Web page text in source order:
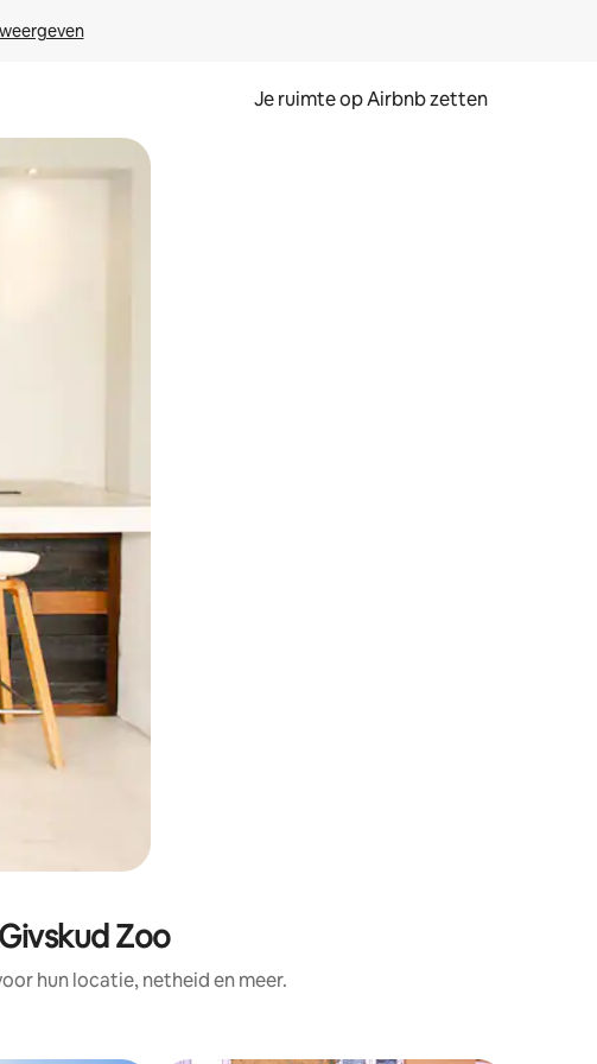
Je ruimte op Airbnb zetten
te tikken of swipen.
Zoo
hun locatie, netheid en meer.